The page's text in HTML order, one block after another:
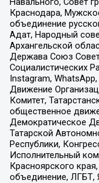
Краснодара,
объединение
Адат, Народный
Архангельской
Держава Союз
Социалистических
Instagram,
Движение
Комитет,
общественное
Демократическое
Татарской
Республики,
Исполнительный
Красноярского
объединение, ЛГБТ,